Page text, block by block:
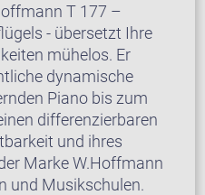
T 177 –
- übersetzt Ihre
mühelos. Er
dynamische
Piano bis zum
differenzierbaren
und ihres
Marke W.Hoffmann
und Musikschulen.